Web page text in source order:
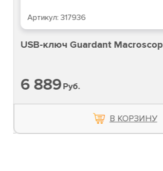
Артикул: 317936
USB-ключ Guardant Macroscop
6 889Руб.
В КОРЗИНУ